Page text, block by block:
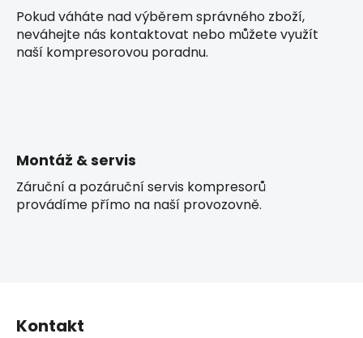
Pokud váháte nad výběrem správného zboží,
neváhejte nás kontaktovat nebo můžete využít
naší kompresorovou poradnu.
Montáž & servis
Záruční a pozáruční servis kompresorů
provádíme přímo na naší provozovně.
Kontakt